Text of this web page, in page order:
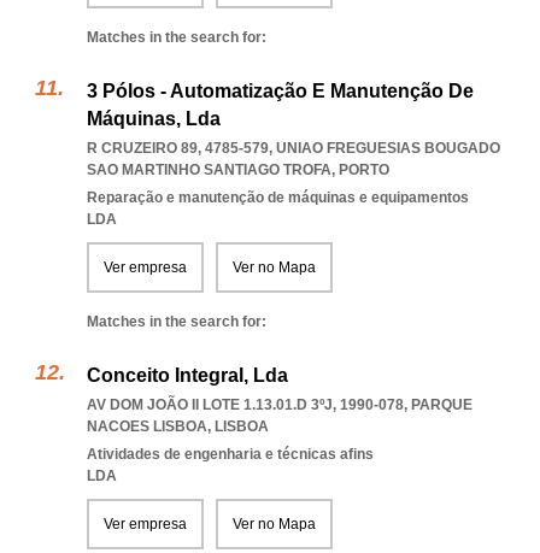
Matches in the search for:
3 Pólos - Automatização E Manutenção De
Máquinas, Lda
R CRUZEIRO 89, 4785-579, UNIAO FREGUESIAS BOUGADO
SAO MARTINHO SANTIAGO TROFA, PORTO
Reparação e manutenção de máquinas e equipamentos
LDA
Ver empresa Ver no Mapa
Matches in the search for:
Conceito Integral, Lda
AV DOM JOÃO II LOTE 1.13.01.D 3ºJ, 1990-078, PARQUE
NACOES LISBOA, LISBOA
Atividades de engenharia e técnicas afins
LDA
Ver empresa Ver no Mapa